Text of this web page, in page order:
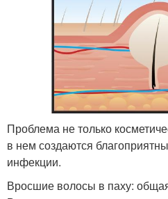
Проблема не только
в нем создаются
инфекции.
Вросшие волосы в паху: